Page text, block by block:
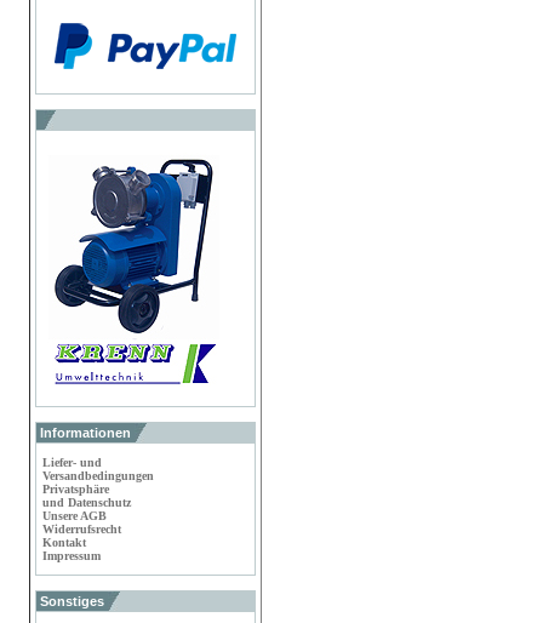
Informationen
Liefer- und
Versandbedingungen
Privatsphäre
und Datenschutz
Unsere AGB
Widerrufsrecht
Kontakt
Impressum
Sonstiges